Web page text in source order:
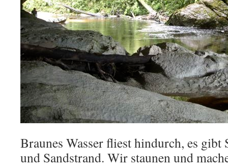
Braunes Wasser fliest hindurch, es gibt
und Sandstrand. Wir staunen und